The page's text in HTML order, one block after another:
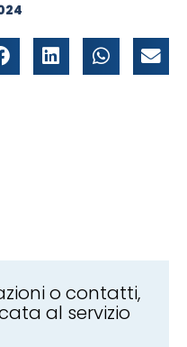
o contatti,
al servizio